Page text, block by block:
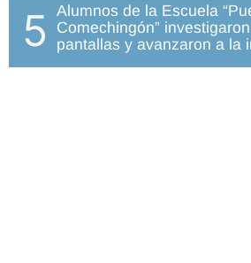
5
Alumnos de la Escuela
Comechingón”
pantallas y avanzaron a la